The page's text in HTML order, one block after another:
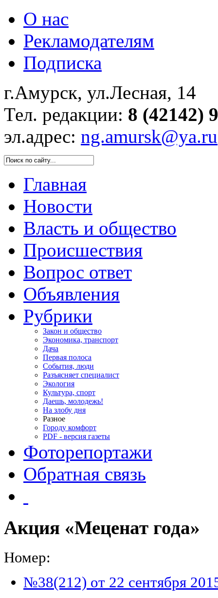
О нас
Рекламодателям
Подписка
г.Амурск, ул.Лесная, 14
Тел. редакции: 8 (42142)
эл.адрес: ng.amursk@ya.ru
Главная
Новости
Власть и общество
Происшествия
Вопрос ответ
Объявления
Рубрики
Закон и общество
Экономика, транспорт
Дача
Первая полоса
События, люди
Разъясняет специалист
Экология
Культура, спорт
Даешь, молодежь!
На злобу дня
Разное
Городу комфорт
PDF - версия газеты
Фоторепортажи
Обратная связь
Акция «Меценат года»
Номер:
№38(212) от 22 сентября